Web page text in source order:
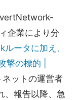
企業により分
ータに加え、
撃の標的 |
ネットの運営者
、報告以降、急